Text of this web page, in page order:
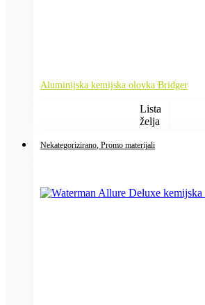
Aluminijska kemijska olovka Bridger
Lista
želja
Nekategorizirano , Promo materijali